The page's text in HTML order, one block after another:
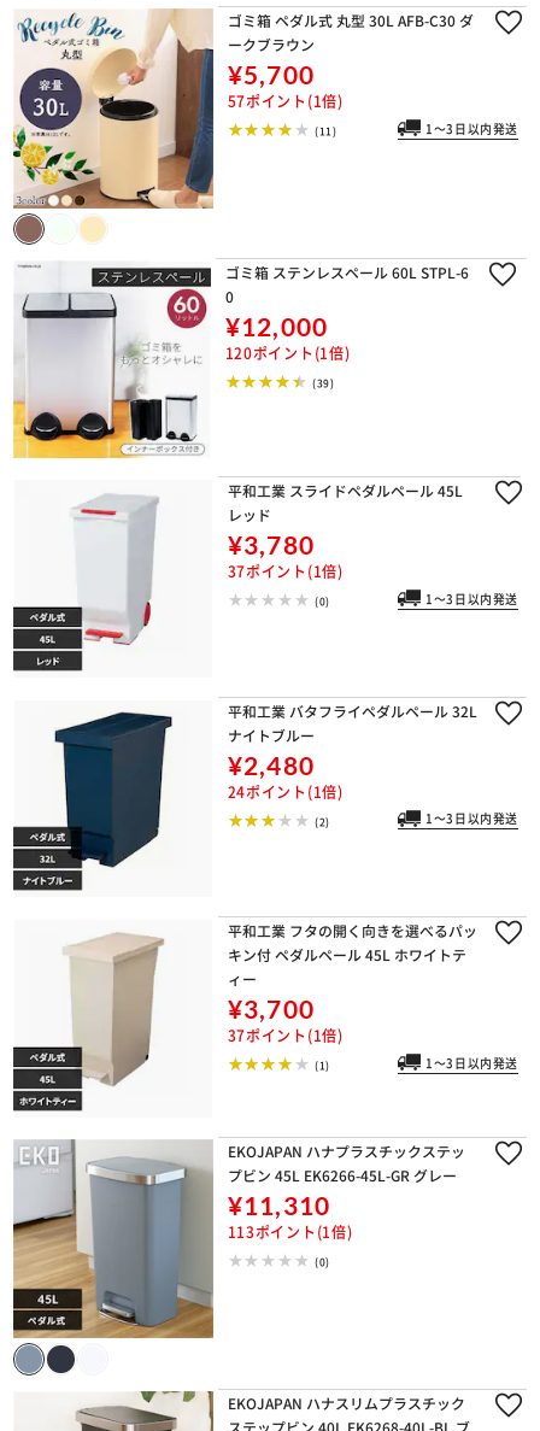
ゴミ箱 ペダル式 丸型 30L AFB-C30 ダ
ークブラウン
¥5,700
57ポイント(1倍)
(11) 1～3日以内発送
ゴミ箱 ステンレスペール 60L STPL-6
0
¥12,000
120ポイント(1倍)
(39)
平和工業 スライドペダルペール 45L
レッド
¥3,780
37ポイント(1倍)
(0) 1～3日以内発送
平和工業 バタフライペダルペール 32L
ナイトブルー
¥2,480
24ポイント(1倍)
(2) 1～3日以内発送
平和工業 フタの開く向きを選べるパッ
キン付 ペダルペール 45L ホワイトテ
ィー
¥3,700
37ポイント(1倍)
(1) 1～3日以内発送
EKOJAPAN ハナプラスチックステッ
プビン 45L EK6266-45L-GR グレー
¥11,310
113ポイント(1倍)
(0)
EKOJAPAN ハナスリムプラスチック
ステップビン 40L EK6268-40L-BL ブ